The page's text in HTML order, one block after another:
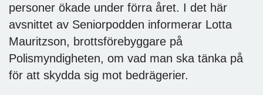
personer ökade under förra året. I det här
avsnittet av Seniorpodden informerar Lotta
Mauritzson, brottsförebyggare på
Polismyndigheten, om vad man ska tänka på
för att skydda sig mot bedrägerier.